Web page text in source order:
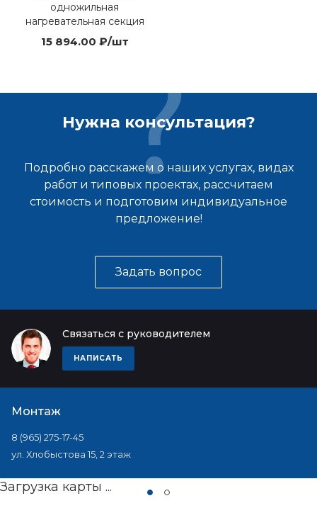
одножильная
нагревательная секция
15 894.00 ₽/шт
Нужна консультация?
Подробно расскажем о наших услугах, видах
работ и типовых проектах, рассчитаем
стоимость и подготовим индивидуальное
предложение!
Задать вопрос
Связаться с руководителем
НАПИСАТЬ
Монтаж
8 (965) 275-17-45
ул. Хлобыстова 15, 2 этаж
Загрузка карты ...